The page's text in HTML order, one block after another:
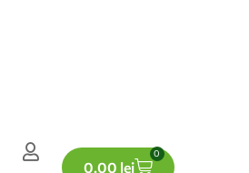
0.00 lei
0